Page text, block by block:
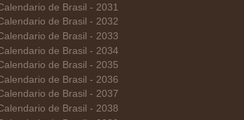
de Brasil - 2031
de Brasil - 2032
de Brasil - 2033
de Brasil - 2034
de Brasil - 2035
de Brasil - 2036
de Brasil - 2037
de Brasil - 2038